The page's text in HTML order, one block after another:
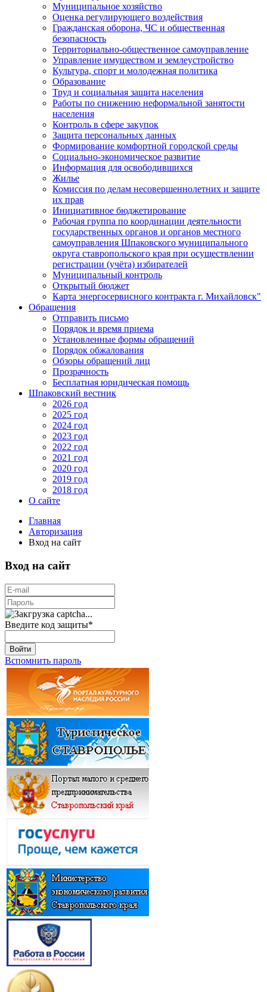
Муниципальное хозяйство
Оценка регулирующего воздействия
Гражданская оборона, ЧС и общественная
безопасность
Территориально-общественное самоуправление
Управление имуществом и землеустройство
Культура, спорт и молодежная политика
Образование
Труд и социальная защита населения
Работы по снижению неформальной занятости
населения
Контроль в сфере закупок
Защита персональных данных
Формирование комфортной городской среды
Социально-экономическое развитие
Информация для освободившихся
Жилье
Комиссия по делам несовершеннолетних и защите
их прав
Инициативное бюджетирование
Рабочая группа по координации деятельности
государственных органов и органов местного
самоуправления Шпаковского муниципального
округа ставропольского края при осуществлении
регистрации (учёта) избирателей
Муниципальный контроль
Открытый бюджет
Карта энергосервисного контракта г. Михайловск"
Обращения
Отправить письмо
Порядок и время приема
Установленные формы обращений
Порядок обжалования
Обзоры обращений лиц
Прозрачность
Бесплатная юридическая помощь
Шпаковский вестник
2026 год
2025 год
2024 год
2023 год
2022 год
2021 год
2020 год
2019 год
2018 год
О сайте
Главная
Авторизация
Вход на сайт
Вход на сайт
Введите код защиты*
Войти
Вспомнить пароль